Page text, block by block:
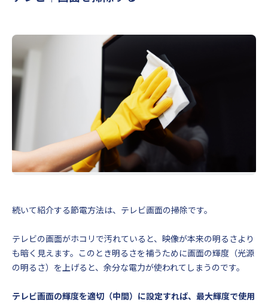
続いて紹介する節電方法は、テレビ画面の掃除です。
テレビの画面がホコリで汚れていると、映像が本来の明るさより
も暗く見えます。このとき明るさを補うために画面の輝度（光源
の明るさ）を上げると、余分な電力が使われてしまうのです。
テレビ画面の輝度を適切（中間）に設定すれば、最大輝度で使用